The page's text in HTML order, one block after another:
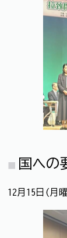
国への
12月15日(月